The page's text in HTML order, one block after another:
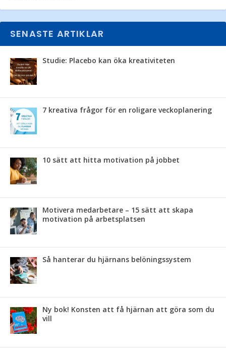
SENASTE ARTIKLAR
Studie: Placebo kan öka kreativiteten
7 kreativa frågor för en roligare veckoplanering
10 sätt att hitta motivation på jobbet
Motivera medarbetare – 15 sätt att skapa
motivation på arbetsplatsen
Så hanterar du hjärnans belöningssystem
Ny bok! Konsten att få hjärnan att göra som du
vill